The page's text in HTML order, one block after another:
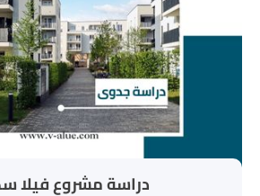
دراسة مشروع فيلا